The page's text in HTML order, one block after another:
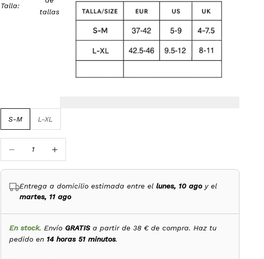
Talla:
tallas
S-M L-XL
Entrega a domicilio estimada entre el lunes, 10 agoy el
martes, 11 ago
En stock. Envío GRATISa partir de 38 € de compra. Haz tu
pedido en 14 horas 51 minutos.